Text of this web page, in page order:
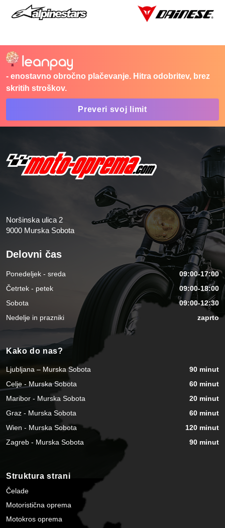
- enostavno obročno plačevanje. Hitra odobritev, brez
skritih stroškov.
Preveri svoj limit
Noršinska ulica 2
9000 Murska Sobota
Delovni čas
Ponedeljek - sreda
09:00-17:00
Četrtek - petek
09:00-18:00
Sobota
09:00-12:30
Nedelje in prazniki
zaprto
Kako do nas?
Ljubljana – Murska Sobota
90 minut
Celje - Murska Sobota
60 minut
Maribor - Murska Sobota
20 minut
Graz - Murska Sobota
60 minut
Wien - Murska Sobota
120 minut
Zagreb - Murska Sobota
90 minut
Struktura strani
Čelade
Motoristična oprema
Motokros oprema